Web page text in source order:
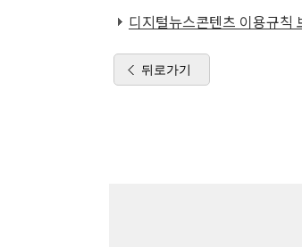
디지털뉴스콘텐츠 이용규칙
뒤로가기